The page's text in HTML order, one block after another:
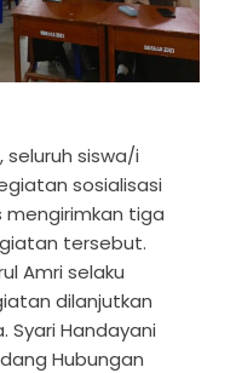
seluruh siswa/i
sosialisasi
mengirimkan tiga
tersebut.
Amri selaku
dilanjutkan
Syari Handayani
Hubungan